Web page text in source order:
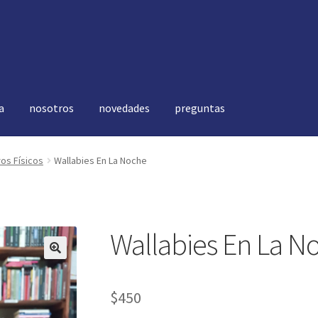
nosotros novedades preguntas
preguntas
Físicos Wallabies En La Noche
🔍
Wallabies En La
$450